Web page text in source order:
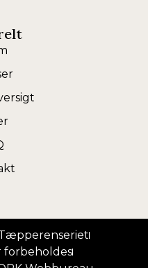
forbeholdes